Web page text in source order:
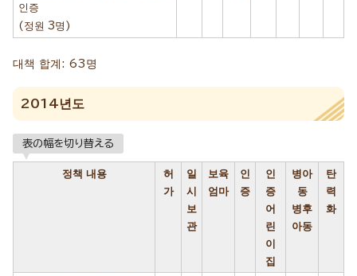
인증
(정원 3명)
대책 합계: 63명
2014년도
表の幅を切り替える
정책 내용
허
가
일
시
보
관
보육
엄마
인
증
인
증
어
린
이
집
병아
동
병후
아동
탄
력
화